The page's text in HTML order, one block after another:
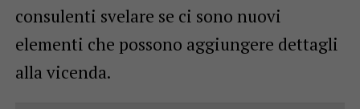
consulenti svelare se ci sono nuovi
elementi che possono aggiungere dettagli
alla vicenda.